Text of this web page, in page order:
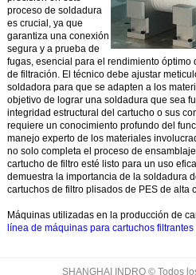
proceso de soldadura
es crucial, ya que
garantiza una conexión
segura y a prueba de
fugas, esencial para el rendimiento óptimo
de filtración. El técnico debe ajustar
soldadora para que se adapten a los
objetivo de lograr una soldadura que sea
integridad estructural del cartucho o sus
requiere un conocimiento profundo del
manejo experto de los materiales
no solo completa el proceso de
cartucho de filtro esté listo para un uso
demuestra la importancia de la soldadura
cartuchos de filtro plisados de PES de alta
Máquinas utilizadas en la producción de
línea de máquinas para cartuchos filtrantes
SHANGHAI INDRO © Todos